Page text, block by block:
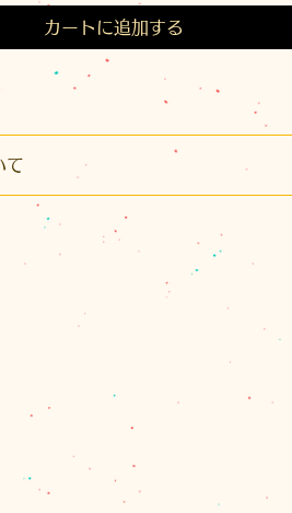
カートに追加する
〜25cm、くるぶし丈
アクリル、ポリエステル、ポリウレタ
いただくために、ネット洗い、履き口
干していただくことをお勧めいたします
て
品はクリックポスト利用可能です。
ックポスト（¥200）、佐川急便（60サ
はレターパックプラス（¥600）のいずれ
す。また、60サイズを超える場合とお送
県の場合は、別途計算してご連絡させて
荷物の量を確認し、改めて受注メールで
お買い物で商品代金の合計が11,000円
が無料、佐川急便またはレターパック
なります。
の一部は動物保護活動のための寄付金